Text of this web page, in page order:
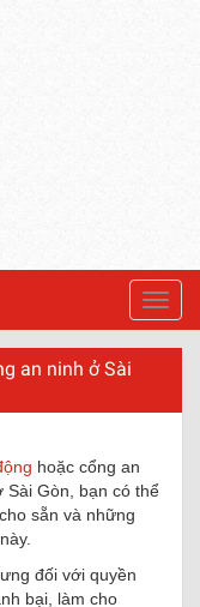
an ninh ở Sài
hoặc cổng an
Sài Gòn, bạn có thể
sẵn và những
đối với quyền
bại, làm cho